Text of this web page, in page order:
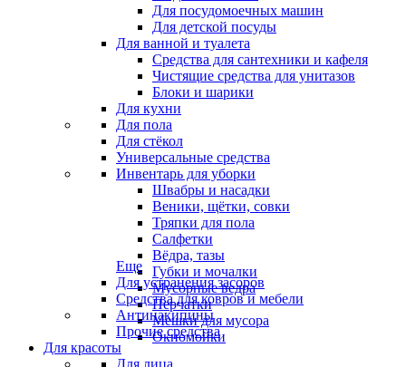
Для посудомоечных машин
Для детской посуды
Для ванной и туалета
Средства для сантехники и кафеля
Чистящие средства для унитазов
Блоки и шарики
Для кухни
Для пола
Для стёкол
Универсальные средства
Инвентарь для уборки
Швабры и насадки
Веники, щётки, совки
Тряпки для пола
Салфетки
Вёдра, тазы
Губки и мочалки
Мусорные ведра
Перчатки
Мешки для мусора
Окномойки
Еще
Для устранения засоров
Средства для ковров и мебели
Антинакипины
Прочие средства
Для красоты
Для лица